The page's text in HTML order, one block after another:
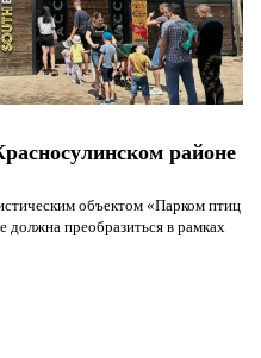
районе
объектом «Парком птиц
преобразиться в рамках